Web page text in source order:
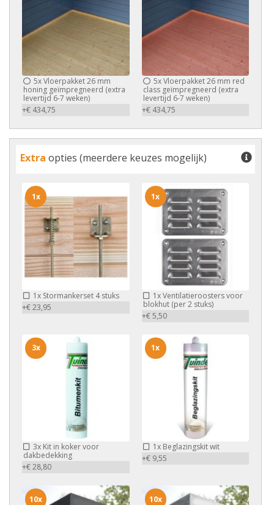
5xVloerpakket 26 mm
honing geïmpregneerd (extra
levertijd 6-7 weken)
+€ 434,75
5xVloerpakket 26 mm red
class geïmpregneerd (extra
levertijd 6-7 weken)
+€ 434,75
Extra opties (meerdere keuzes mogelijk)
1x Stormankerset 4 stuks
+€ 23,95
1x
1xVentilatieroosters voor
blokhut (per 2 stuks)
+€ 5,50
1x
3x Kit in koker voor
dakbedekking
+€ 28,80
3x
1xBeglazingskit wit
+€ 9,55
1x
10x 10x